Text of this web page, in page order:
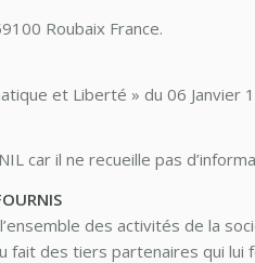
Roubaix France.
et Liberté » du 06 Janvier
car il ne recueille pas
des activités de la
fait des tiers partenaires qui lui